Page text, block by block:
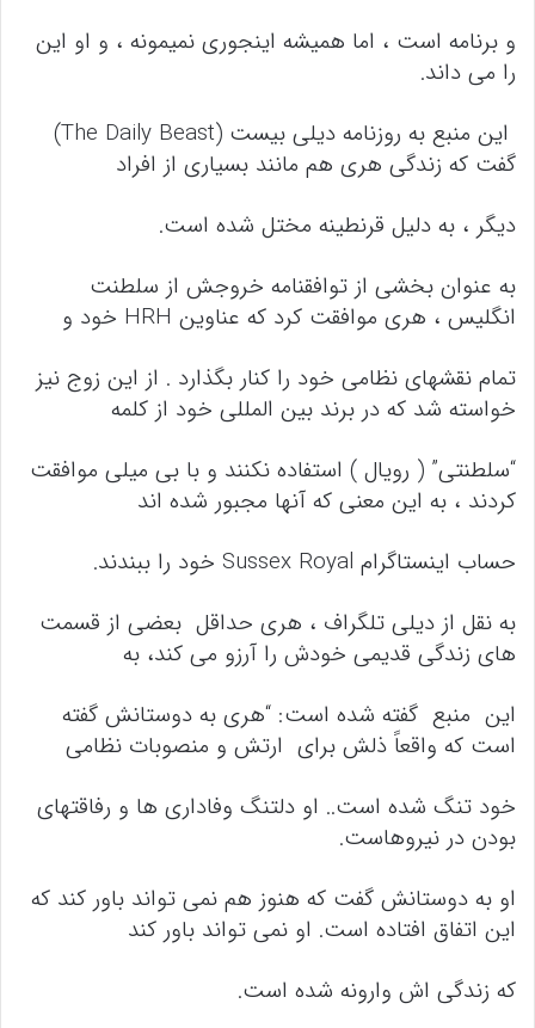
و برنامه است ، اما همیشه اینجوری نمیمونه ، و او این
را می داند.
این منبع به روزنامه دیلی بیست (The Daily Beast)
گفت که زندگی هری هم مانند بسیاری از افراد
دیگر ، به دلیل قرنطینه مختل شده است.
به عنوان بخشی از توافقنامه خروجش از سلطنت
انگلیس ، هری موافقت کرد که عناوین HRH خود و
تمام نقشهای نظامی خود را کنار بگذارد . از این زوج نیز
خواسته شد که در برند بین المللی خود از کلمه
“سلطنتی” ( رویال ) استفاده نکنند و با بی میلی موافقت
کردند ، به این معنی که آنها مجبور شده اند
حساب اینستاگرام Sussex Royal خود را ببندند.
به نقل از دیلی تلگراف ، هری حداقل بعضی از قسمت
های زندگی قدیمی خودش را آرزو می کند، به
این منبع گفته شده است: “هری به دوستانش گفته
است که واقعاً ذلش برای ارتش و منصوبات نظامی
خود تنگ شده است.. او دلتنگ وفاداری ها و رفاقتهای
بودن در نیروهاست.
او به دوستانش گفت که هنوز هم نمی تواند باور کند که
این اتفاق افتاده است. او نمی تواند باور کند
که زندگی اش وارونه شده است.